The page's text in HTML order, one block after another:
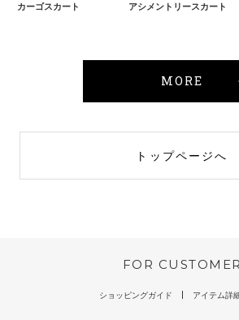
カーゴスカート アシメントリースカート
MORE
トップページへ
FOR CUSTOMER
ショッピングガイド アイテム詳